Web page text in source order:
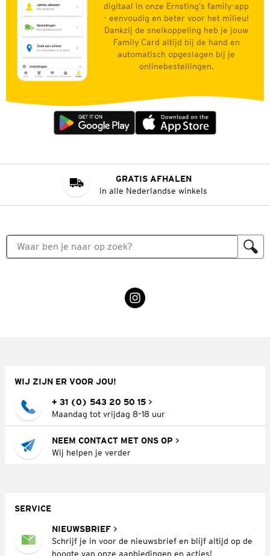
digitaal in onze Ernsting’s family-app
- eenvoudig en beter voor het milieu!
Dankzij de snelkoppeling heb je jouw
Family Card altijd bij de hand en
automatisch opgeslagen bij je
onlinebestellingen.
GRATIS AFHALEN
in alle Nederlandse winkels
WIJ ZIJN ER VOOR JOU!
+ 31 (0) 543 20 50 15
Maandag tot vrijdag 8–18 uur
NEEM CONTACT MET ONS OP
Wij helpen je verder
SERVICE
NIEUWSBRIEF
Schrijf je in voor de nieuwsbrief en blijf altijd op de
hoogte van onze aanbiedingen en acties!